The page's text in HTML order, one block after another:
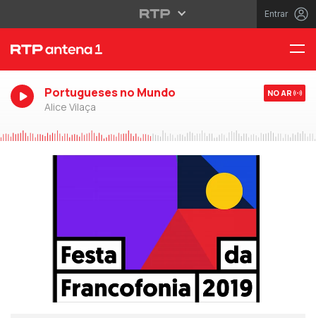
Entrar
Portugueses no Mundo
Alice Vilaça
NO AR